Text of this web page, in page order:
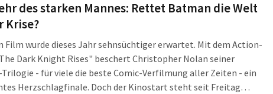
des starken Mannes: Rettet Batman die Welt
Krise?
Film wurde dieses Jahr sehnsüchtiger erwartet. Mit dem Action-
Dark Knight Rises" beschert Christopher Nolan seiner
- für viele die beste Comic-Verfilmung aller Zeiten - ein
Herzschlagfinale. Doch der Kinostart steht seit Freitag